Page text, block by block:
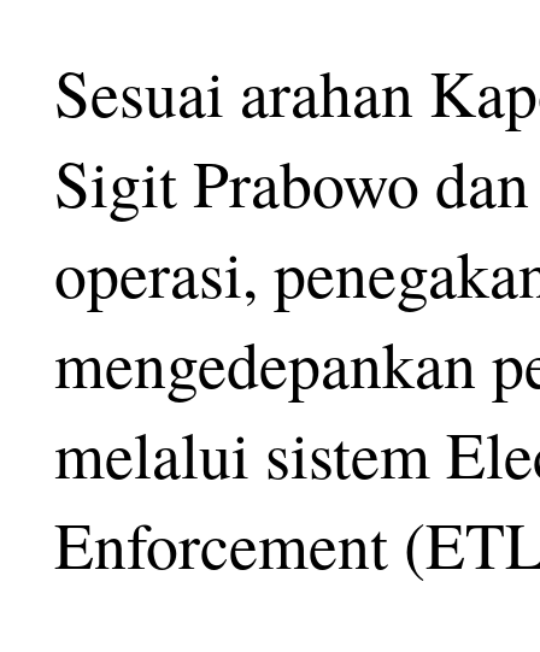
Sesuai arahan
Sigit Prabowo
operasi,
mengedepankan
melalui sistem
Enforcement